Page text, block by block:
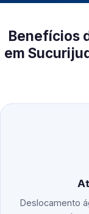
Benefícios
em
Deslocamento